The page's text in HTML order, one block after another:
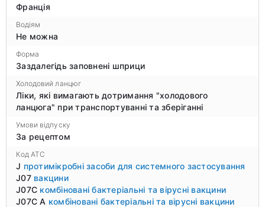
Франція
Водіям
Не можна
Форма
Заздалегідь заповнені шприци
Холодовий ланцюг
Ліки, які вимагають дотримання "холодового
ланцюга" при транспортуванні та зберіганні
Умови відпуску
За рецептом
Код ATC
J протимікробні засоби для системного застосування
J07 вакцини
J07C комбіновані бактеріальні та вірусні вакцини
J07C A комбіновані бактеріальні та вірусні вакцини